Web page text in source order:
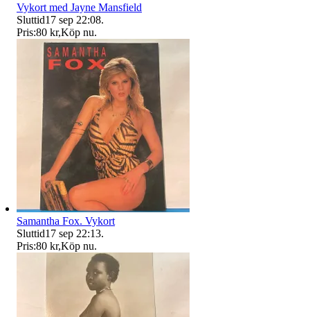
Vykort med Jayne Mansfield
Sluttid17 sep 22:08.
Pris:80 kr,Köp nu.
Samantha Fox. Vykort
Sluttid17 sep 22:13.
Pris:80 kr,Köp nu.